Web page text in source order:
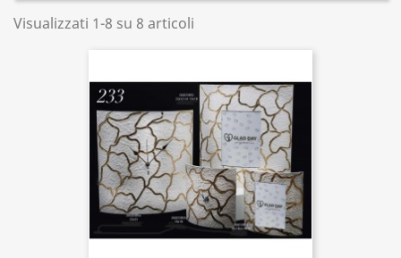
Visualizzati 1-8 su 8 articoli